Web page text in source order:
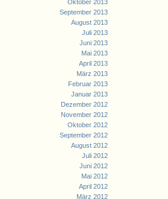
Oktober 2013
September 2013
August 2013
Juli 2013
Juni 2013
Mai 2013
April 2013
März 2013
Februar 2013
Januar 2013
Dezember 2012
November 2012
Oktober 2012
September 2012
August 2012
Juli 2012
Juni 2012
Mai 2012
April 2012
März 2012